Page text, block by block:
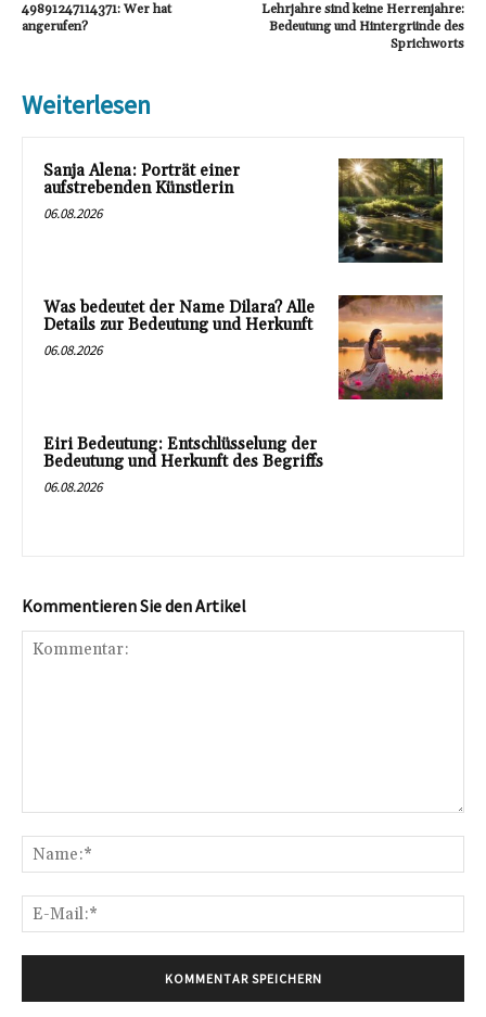
49891247114371: Wer hat
angerufen?
Lehrjahre sind keine Herrenjahre:
Bedeutung und Hintergründe des
Sprichworts
Weiterlesen
Sanja Alena: Porträt einer
aufstrebenden Künstlerin
06.08.2026
Was bedeutet der Name Dilara? Alle
Details zur Bedeutung und Herkunft
06.08.2026
Eiri Bedeutung: Entschlüsselung der
Bedeutung und Herkunft des Begriffs
06.08.2026
Kommentieren Sie den Artikel